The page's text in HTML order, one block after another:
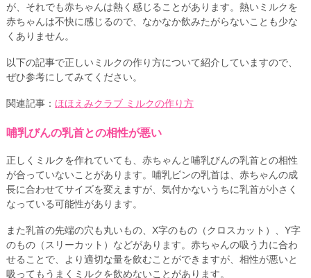
が、それでも赤ちゃんは熱く感じることがあります。熱いミルクを
赤ちゃんは不快に感じるので、なかなか飲みたがらないことも少な
くありません。
以下の記事で正しいミルクの作り方について紹介していますので、
ぜひ参考にしてみてください。
関連記事： ほほえみクラブ ミルクの作り方
哺乳びんの乳首との相性が悪い
正しくミルクを作れていても、赤ちゃんと哺乳びんの乳首との相性
が合っていないことがあります。哺乳ビンの乳首は、赤ちゃんの成
長に合わせてサイズを変えますが、気付かないうちに乳首が小さく
なっている可能性があります。
また乳首の先端の穴も丸いもの、X字のもの（クロスカット）、Y字
のもの（スリーカット）などがあります。赤ちゃんの吸う力に合わ
せることで、より適切な量を飲むことができますが、相性が悪いと
吸ってもうまくミルクを飲めないことがあります。